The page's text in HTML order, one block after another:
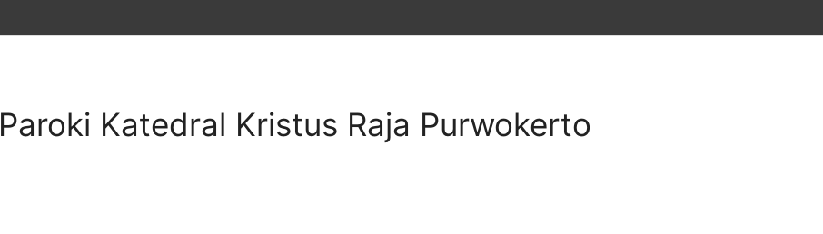
Paroki Katedral Kristus Raja Purwokerto